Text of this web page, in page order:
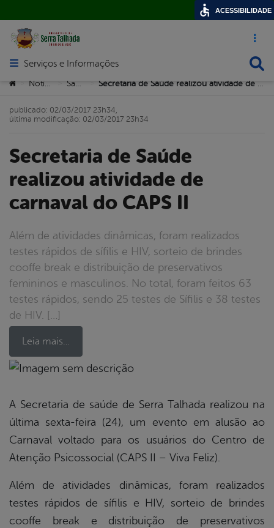
Acesso
Abrir menu principal de navegação
Serviços e Informações
Você está aqui:
> Notícias > >
Secretaria de Saúde
realizou atividade de
carnaval do CAPS II
Além de atividades dinâmicas, foram realizados
testes rápidos de sífilis e HIV, sorteio de brindes
cooffe break e distribuição de preservativos
femininos e masculinos. No total, foram feitos 63
testes rápidos, sendo 25 testes de Sífilis e 38 testes
de HIV. […]
Leia mais…
publicado: 02/03/2017 23h34,
última modificação: 02/03/2017 23h34
A Secretaria de saúde de Serra Talhada realizou na
última sexta-feira (24), um evento em alusão ao
Carnaval voltado para os usuários do Centro de
Atenção Psicossocial (CAPS II – Viva Feliz).
Além de atividades dinâmicas, foram realizados
testes rápidos de sífilis e HIV, sorteio de brindes
cooffe break e distribuição de preservativos
ACESSIBILIDADE